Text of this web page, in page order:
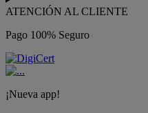
ATENCIÓN AL CLIENTE
Pago 100% Seguro
¡Nueva app!